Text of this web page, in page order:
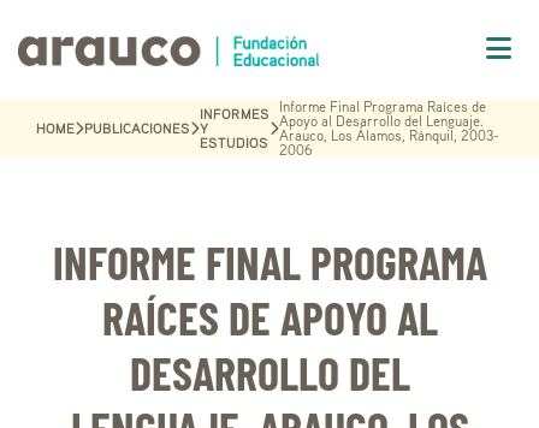
HOME PUBLICACIONES
INFORMES
Y
ESTUDIOS
Informe Final Programa Raíces de
Apoyo al Desarrollo del Lenguaje.
Arauco, Los Álamos, Ránquil, 2003-
2006
INFORME FINAL PROGRAMA
RAÍCES DE APOYO AL
DESARROLLO DEL